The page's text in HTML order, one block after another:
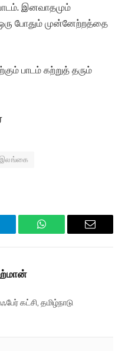
இனவாதமும்
ஒரு போதும் முன்னேற்றத்தை
பாடம் கற்றுத் தரும்
WhatsApp Email
கட்சி, தமிழ்நாடு